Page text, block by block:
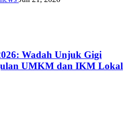
Wadah Unjuk Gigi
UMKM dan IKM Lokal